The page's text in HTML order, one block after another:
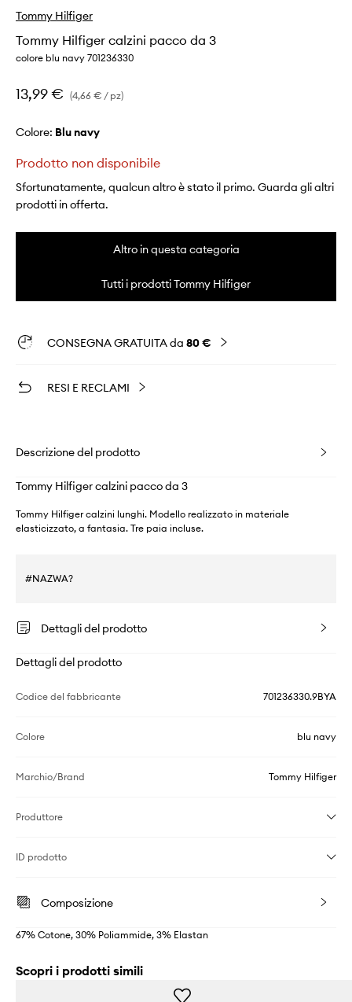
Tommy Hilfiger
Tommy Hilfiger calzini pacco da 3
colore blu navy 701236330
13,99 € (4,66 € / pz)
Colore: blu navy
Prodotto non disponibile
Sfortunatamente, qualcun altro è stato il primo. Guarda gli altri
prodotti in offerta.
Altro in questa categoria
Tutti i prodotti Tommy Hilfiger
CONSEGNA GRATUITA da 80 €
RESI E RECLAMI
Descrizione del prodotto
Tommy Hilfiger calzini pacco da 3
Tommy Hilfiger calzini lunghi. Modello realizzato in materiale
elasticizzato, a fantasia. Tre paia incluse.
#NAZWA?
Dettagli del prodotto
Dettagli del prodotto
Codice del fabbricante 701236330.9BYA
Colore blu navy
Marchio/Brand Tommy Hilfiger
Produttore
ID prodotto
Composizione
67% Cotone, 30% Poliammide, 3% Elastan
Scopri i prodotti simili